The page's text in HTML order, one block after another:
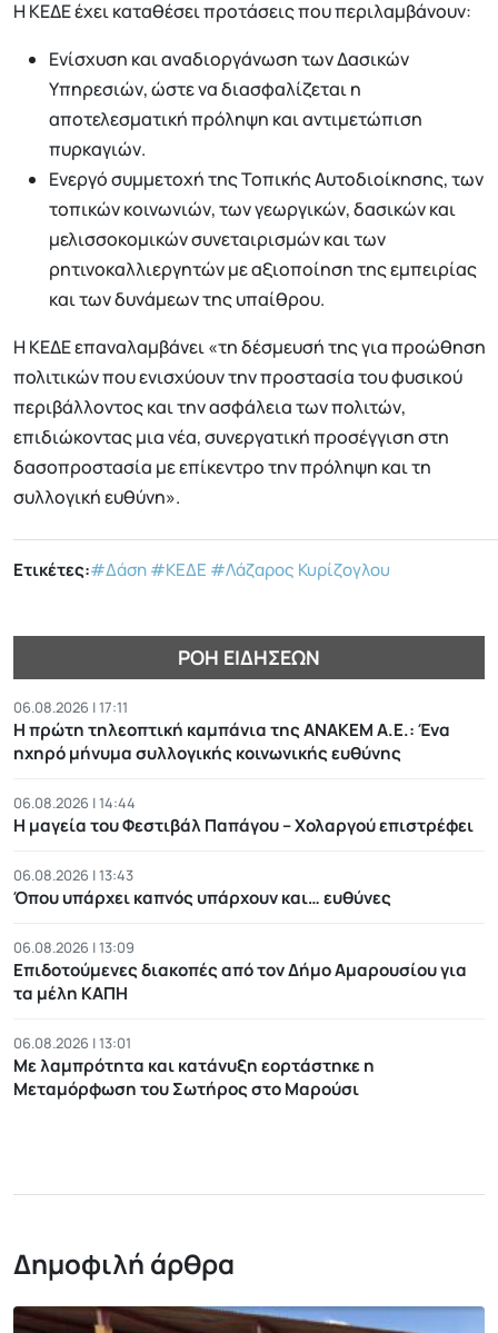
Η ΚΕΔΕ έχει καταθέσει προτάσεις που περιλαμβάνουν:
Ενίσχυση και αναδιοργάνωση των Δασικών
Υπηρεσιών, ώστε να διασφαλίζεται η
αποτελεσματική πρόληψη και αντιμετώπιση
πυρκαγιών.
Ενεργό συμμετοχή της Τοπικής Αυτοδιοίκησης, των
τοπικών κοινωνιών, των γεωργικών, δασικών και
μελισσοκομικών συνεταιρισμών και των
ρητινοκαλλιεργητών με αξιοποίηση της εμπειρίας
και των δυνάμεων της υπαίθρου.
Η ΚΕΔΕ επαναλαμβάνει «τη δέσμευσή της για προώθηση
πολιτικών που ενισχύουν την προστασία του φυσικού
περιβάλλοντος και την ασφάλεια των πολιτών,
επιδιώκοντας μια νέα, συνεργατική προσέγγιση στη
δασοπροστασία με επίκεντρο την πρόληψη και τη
συλλογική ευθύνη».
Ετικέτες:#Δάση#ΚΕΔΕ #Λάζαρος Κυρίζογλου
ΡΟΉ ΕΙΔΉΣΕΩΝ
06.08.2026 | 17:11
Η πρώτη τηλεοπτική καμπάνια της ΑΝΑΚΕΜ Α.Ε.: Ένα
ηχηρό μήνυμα συλλογικής κοινωνικής ευθύνης
06.08.2026 | 14:44
Η μαγεία του Φεστιβάλ Παπάγου – Χολαργού επιστρέφει
06.08.2026 | 13:43
Όπου υπάρχει καπνός υπάρχουν και… ευθύνες
06.08.2026 | 13:09
Επιδοτούμενες διακοπές από τον Δήμο Αμαρουσίου για
τα μέλη ΚΑΠΗ
06.08.2026 | 13:01
Με λαμπρότητα και κατάνυξη εορτάστηκε η
Μεταμόρφωση του Σωτήρος στο Μαρούσι
Δημοφιλή άρθρα